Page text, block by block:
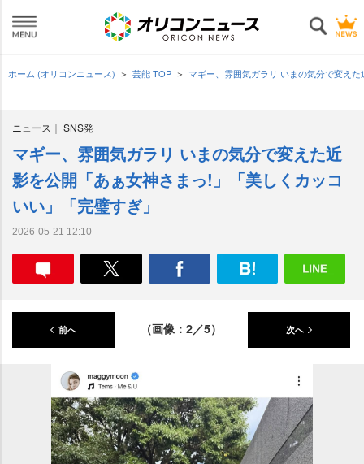
ホーム (オリコンニュース) 芸能 TOP マギー、雰囲気ガラリ いまの気分で変え
ニュース SNS発
マギー、雰囲気ガラリ いまの気分で変えた近
影を公開「あぁ女神さまっ!」「美しくカッコ
いい」「完璧すぎ」
2026-05-21 12:10
前へ （画像：2／5） 次へ